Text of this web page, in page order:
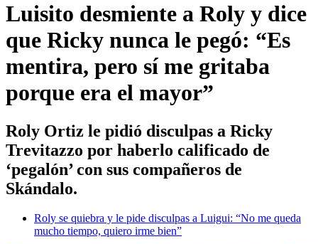
Luisito desmiente a Roly y dice
que Ricky nunca le pegó: “Es
mentira, pero sí me gritaba
porque era el mayor”
Roly Ortiz le pidió disculpas a Ricky
Trevitazzo por haberlo calificado de
‘pegalón’ con sus compañeros de
Skándalo.
Roly se quiebra y le pide disculpas a Luigui: “No me queda
mucho tiempo, quiero irme bien”